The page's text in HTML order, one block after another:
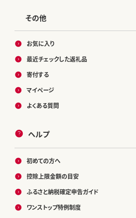
その他
お気に入り
最近チェックした返礼品
寄付する
マイページ
よくある質問
ヘルプ
初めての方へ
控除上限金額の目安
ふるさと納税確定申告ガイド
ワンストップ特例制度